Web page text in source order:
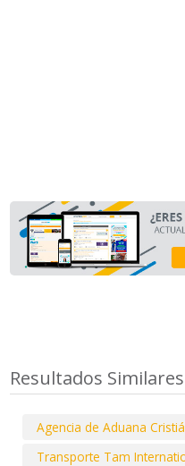
Resultados
Agencia de Aduana
Transporte Tam